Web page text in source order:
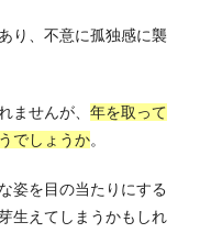
り、不意に孤独感に襲
ませんが、 年を取って
でしょうか。
姿を目の当たりにする
生えてしまうかもしれ